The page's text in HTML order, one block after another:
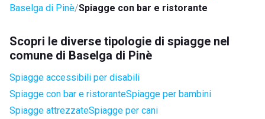
Baselga di Pinè Spiagge con bar e ristorante
Scopri le diverse tipologie di spiagge nel
comune di Baselga di Pinè
Spiagge accessibili per disabili
Spiagge con bar e ristoranteSpiagge per bambini
Spiagge attrezzateSpiagge per cani